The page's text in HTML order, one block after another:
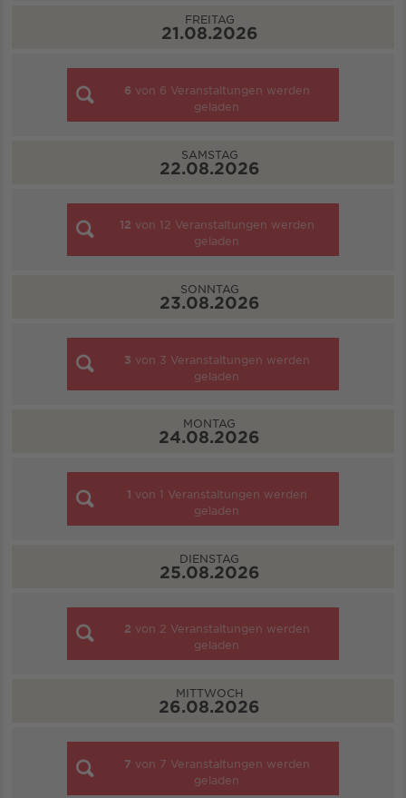
FREITAG
21.08.2026
6 von 6 Veranstaltungen werden
geladen
SAMSTAG
22.08.2026
12 von 12 Veranstaltungen werden
geladen
SONNTAG
23.08.2026
3 von 3 Veranstaltungen werden
geladen
MONTAG
24.08.2026
1 von 1 Veranstaltungen werden
geladen
DIENSTAG
25.08.2026
2 von 2 Veranstaltungen werden
geladen
MITTWOCH
26.08.2026
7 von 7 Veranstaltungen werden
geladen